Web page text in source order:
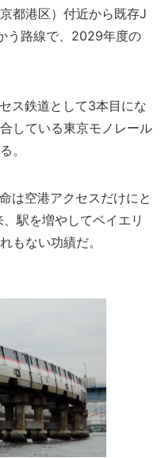
都港区）付近から既存J
う路線で、2029年度の
ス鉄道として3本目にな
している東京モノレール
。
は空港アクセスだけにと
駅を増やしてベイエリ
もない功績だ。